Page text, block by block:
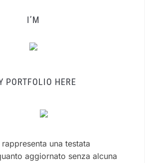
I’M
PORTFOLIO HERE
una testata
aggiornato senza alcuna